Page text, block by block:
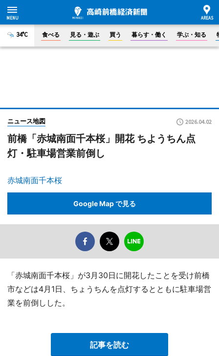
34°C 食べる 見る・遊ぶ 買う 暮らす・働く 学ぶ・知る
ニュース地図 2026.04.02
前橋「赤城南面千本桜」開花 ちようちん点
灯・駐車場営業前倒し
赤城南面千本桜
Google Map で見る
「赤城南面千本桜」が3月30日に開花したことを受け前橋
市などは4月1日、ちょうちんを点灯するとともに駐車場営
業を前倒しした。
記事を読む